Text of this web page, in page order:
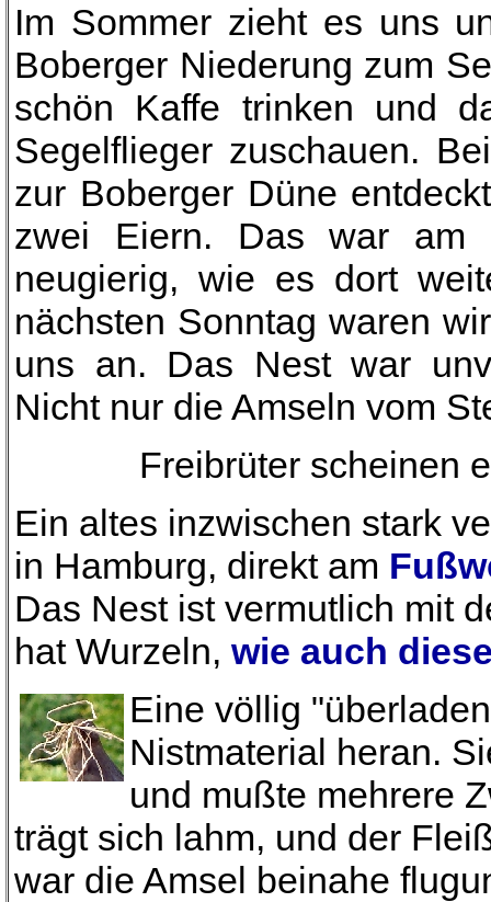
Im Sommer zieht es uns
Boberger Niederung zum
schön Kaffe trinken und
Segelflieger zuschauen.
zur Boberger Düne
zwei Eiern. Das war am
neugierig, wie es dort
nächsten Sonntag waren
uns an. Das Nest war
Nicht nur die Amseln vom
Freibrüter scheinen
Ein altes inzwischen stark
in Hamburg, direkt am
Das Nest ist vermutlich mit
hat Wurzeln, wie auch
Eine völlig
Nistmaterial heran.
und mußte mehrere
trägt sich lahm, und der
war die Amsel beinahe